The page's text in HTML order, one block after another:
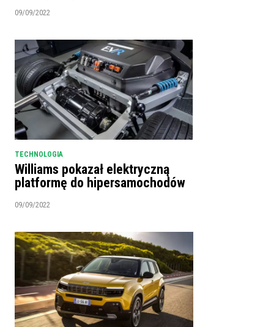
09/09/2022
TECHNOLOGIA
Williams pokazał elektryczną
platformę do hipersamochodów
09/09/2022